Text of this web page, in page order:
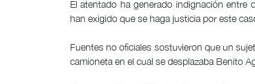
El atentado ha generado indignación entre
han exigido que se haga justicia por este
Fuentes no oficiales sostuvieron que un
camioneta en el cual se desplazaba Benito